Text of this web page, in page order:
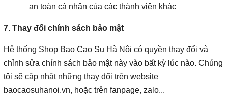
an toàn cá nhân của các thành viên khác
7. Thay đổi chính sách bảo mật
Hệ thống Shop Bao Cao Su Hà Nội có quyền thay đổi và
chỉnh sửa chính sách bảo mật này vào bất kỳ lúc nào. Chúng
tôi sẽ cập nhật những thay đổi trên website
baocaosuhanoi.vn, hoặc trên fanpage, zalo...